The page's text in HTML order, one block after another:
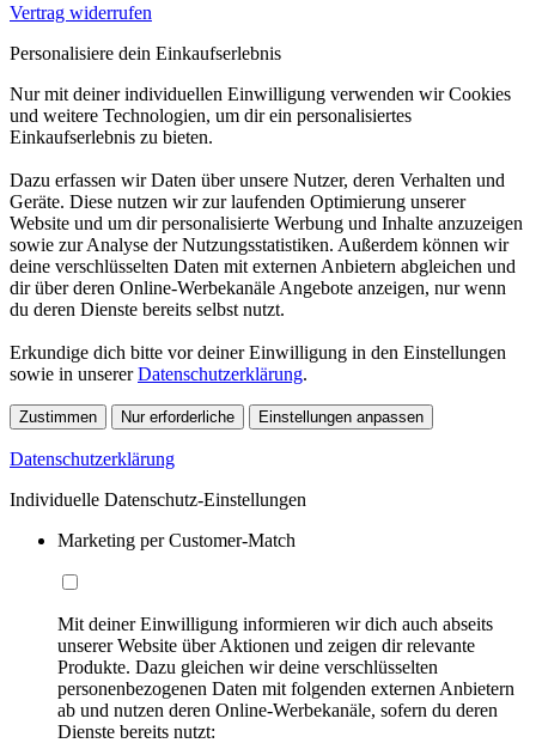
Vertrag widerrufen
Personalisiere dein Einkaufserlebnis
Nur mit deiner individuellen Einwilligung verwenden wir Cookies
und weitere Technologien, um dir ein personalisiertes
Einkaufserlebnis zu bieten.
Dazu erfassen wir Daten über unsere Nutzer, deren Verhalten und
Geräte. Diese nutzen wir zur laufenden Optimierung unserer
Website und um dir personalisierte Werbung und Inhalte anzuzeigen
sowie zur Analyse der Nutzungsstatistiken. Außerdem können wir
deine verschlüsselten Daten mit externen Anbietern abgleichen und
dir über deren Online-Werbekanäle Angebote anzeigen, nur wenn
du deren Dienste bereits selbst nutzt.
Erkundige dich bitte vor deiner Einwilligung in den Einstellungen
sowie in unsererDatenschutzerklärung.
Zustimmen Nur erforderliche Einstellungen anpassen
Datenschutzerklärung
Individuelle Datenschutz-Einstellungen
Marketing per Customer-Match
Mit deiner Einwilligung informieren wir dich auch abseits
unserer Website über Aktionen und zeigen dir relevante
Produkte. Dazu gleichen wir deine verschlüsselten
personenbezogenen Daten mit folgenden externen Anbietern
ab und nutzen deren Online-Werbekanäle, sofern du deren
Dienste bereits nutzt: